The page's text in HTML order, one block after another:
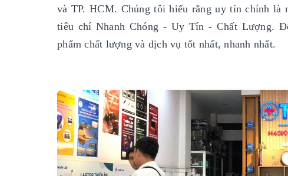
và TP. HCM. Chúng tôi hiểu rằng uy tín chính là
tiêu chí Nhanh Chóng - Uy Tín - Chất Lượng.
phẩm chất lượng và dịch vụ tốt nhất, nhanh nhất.